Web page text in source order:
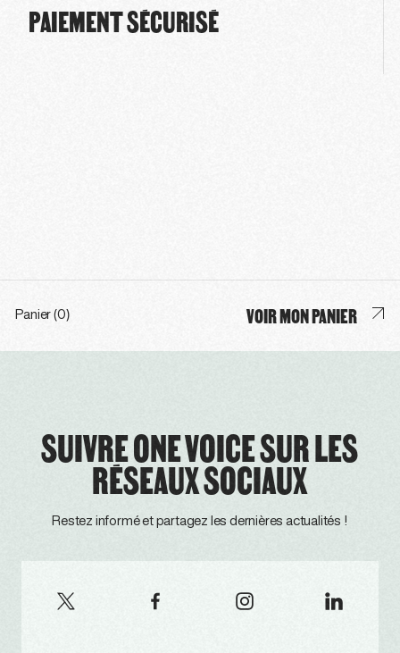
PAIEMENT SÉCURISÉ
Panier (0) VOIR MON PANIER
SUIVRE ONE VOICE SUR LES
RÉSEAUX SOCIAUX
Restez informé et partagez les dernières actualités !